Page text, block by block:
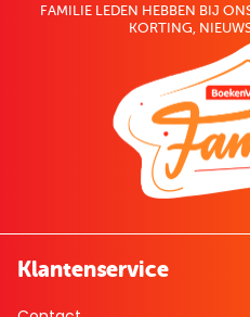
FAMILIE LEDEN HEBBEN BIJ
KORTING,
Klantenservice